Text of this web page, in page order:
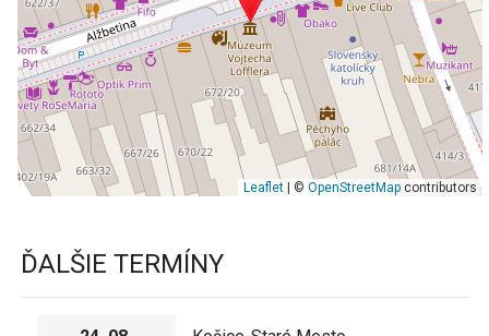
Leaflet| © OpenStreetMapcontributors
ĎALŠIE TERMÍNY